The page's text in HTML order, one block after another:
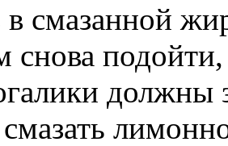
смазанной
снова
должны